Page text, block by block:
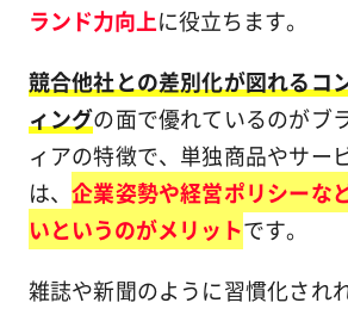
ランド力向上に役立ちます。
競合他社との差別化が図れるコ
ィングの面で優れているのがブ
ィアの特徴で、単独商品やサー
は、企業姿勢や経営ポリシーな
いというのがメリットです。
雑誌や新聞のように習慣化され